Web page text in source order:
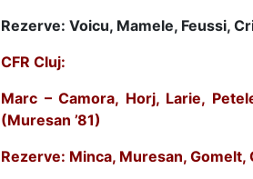
Rezerve: Voicu, Mamele, Feussi,
CFR Cluj:
Marc – Camora, Horj, Larie,
(Muresan ’81)
Rezerve: Minca, Muresan,